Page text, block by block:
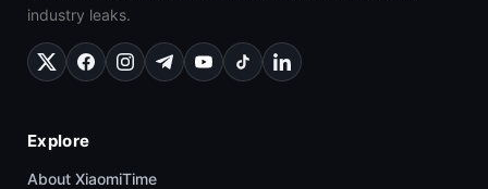
industry leaks.
Explore
About XiaomiTime